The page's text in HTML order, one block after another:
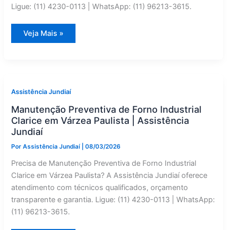
Ligue: (11) 4230-0113 | WhatsApp: (11) 96213-3615.
Reparo
de
|
Assistência
Veja Mais »
Assistência Jundiaí
Manutenção Preventiva de Forno Industrial
Clarice em Várzea Paulista | Assistência
Jundiaí
PorAssistência Jundiaí |08/03/2026
Precisa de Manutenção Preventiva de Forno Industrial
Clarice em Várzea Paulista? A Assistência Jundiaí oferece
atendimento com técnicos qualificados, orçamento
transparente e garantia. Ligue: (11) 4230-0113 | WhatsApp:
(11) 96213-3615.